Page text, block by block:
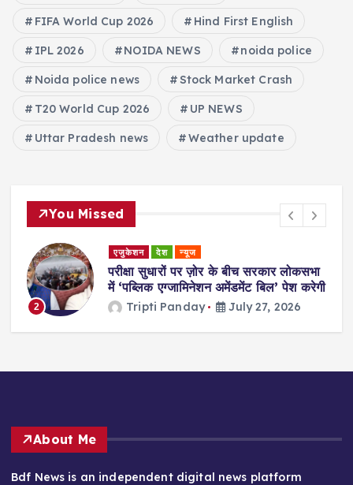
FIFA World Cup 2026 Hind First English
IPL 2026 NOIDA NEWS noida police
Noida police news Stock Market Crash
T20 World Cup 2026 UP NEWS
Uttar Pradesh news Weather update
You Missed
2
एजुकेशन देश न्यूज
परीक्षा सुधारों पर ज़ोर के बीच सरकार लोकसभा
में ‘पब्लिक एग्जामिनेशन अमेंडमेंट बिल’ पेश करेगी
Tripti Panday July 27, 2026
About Me
Bdf News is an independent digital news platform